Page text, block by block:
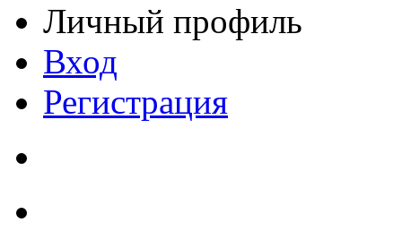
Личный профиль
Вход
Регистрация